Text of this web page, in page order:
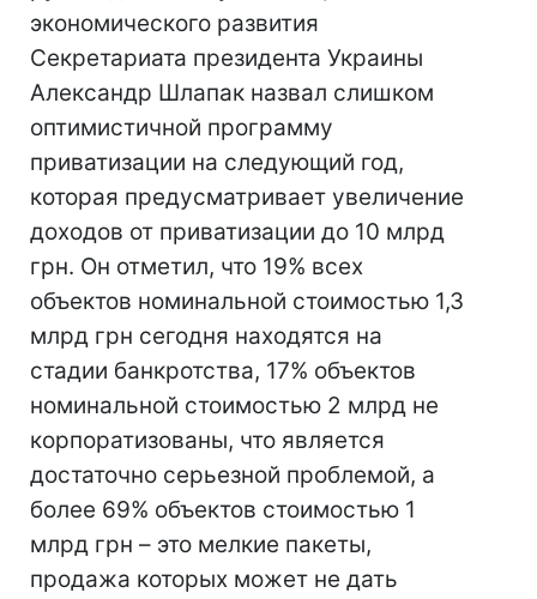
экономического развития
Секретариата президента Украины
Александр Шлапак назвал слишком
оптимистичной программу
приватизации на следующий год,
которая предусматривает увеличение
доходов от приватизации до 10 млрд
грн. Он отметил, что 19% всех
объектов номинальной стоимостью 1,3
млрд грн сегодня находятся на
стадии банкротства, 17% объектов
номинальной стоимостью 2 млрд не
корпоратизованы, что является
достаточно серьезной проблемой, а
более 69% объектов стоимостью 1
млрд грн – это мелкие пакеты,
продажа которых может не дать